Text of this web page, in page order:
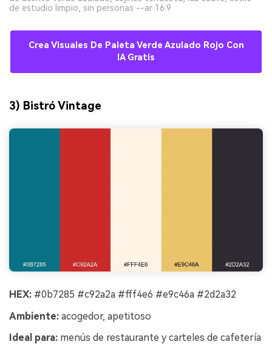
de estudio limpio, sin personas --ar 16:9
Crea Visuales De Paleta Verde Azulado Rojo Con
IA Gratis
3) Bistró Vintage
HEX: #0b7285 #c92a2a #fff4e6 #e9c46a #2d2a32
Ambiente: acogedor, apetitoso
Ideal para: menús de restaurante y carteles de cafetería